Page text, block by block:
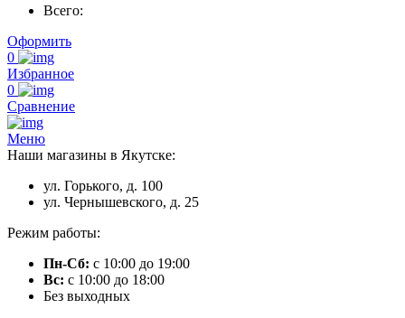
Всего:
Оформить
0
Избранное
0
Сравнение
Меню
Наши магазины в Якутске:
ул. Горького, д. 100
ул. Чернышевского, д. 25
Режим работы:
Пн-Сб: с 10:00 до 19:00
Вс: с 10:00 до 18:00
Без выходных